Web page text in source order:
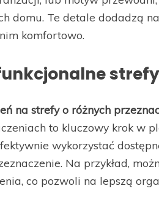
domu. Te detale dodadzą
komfortowo.
strefy
na strefy o różnych
to kluczowy krok w
wykorzystać
Na przykład,
co pozwoli na lepszą